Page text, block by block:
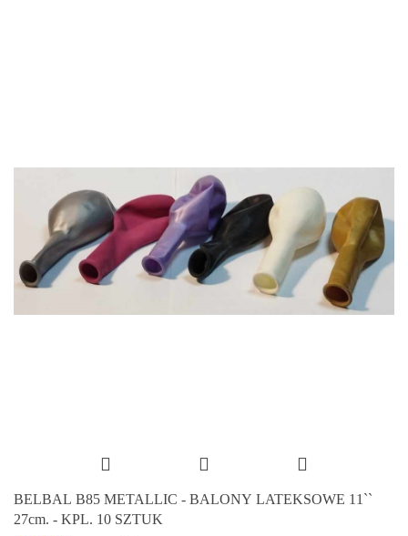
BELBAL B85 METALLIC - BALONY LATEKSOWE 11``
27cm. - KPL. 10 SZTUK